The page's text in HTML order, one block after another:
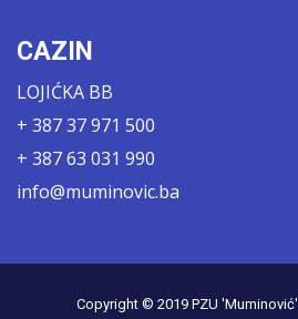
CAZIN
LOJIĆKA BB
+ 387 37 971 500
+ 387 63 031 990
info@muminovic.ba
Copyright © 2019 PZU 'Muminović'